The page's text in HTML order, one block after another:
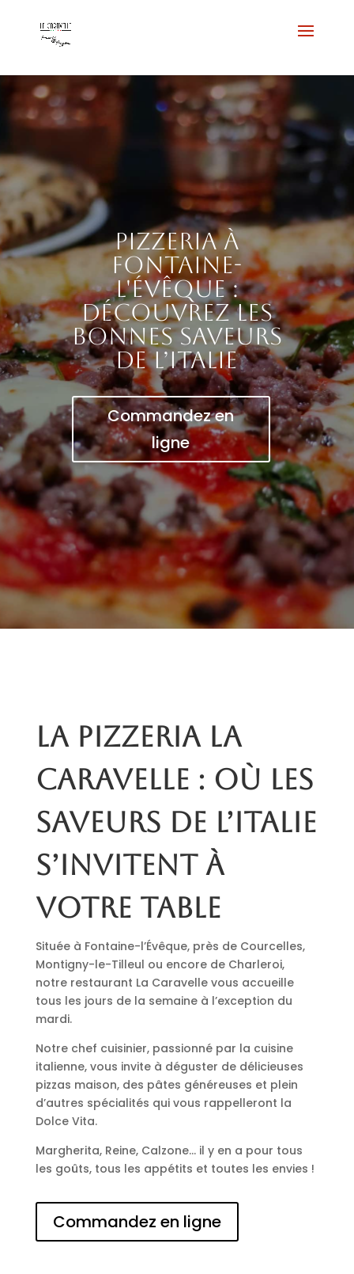
Pizzeria à
Fontaine-
l'Évêque :
découvrez les
bonnes saveurs
de l’Italie
Commandez en
ligne
La pizzeria La
Caravelle : où les
saveurs de l’Italie
s’invitent à
votre table
Située à Fontaine-l’Évêque, près de Courcelles,
Montigny-le-Tilleul ou encore de Charleroi,
notre restaurant La Caravelle vous accueille
tous les jours de la semaine à l’exception du
mardi.
Notre chef cuisinier, passionné par la cuisine
italienne, vous invite à déguster de délicieuses
pizzas maison, des pâtes généreuses et plein
d’autres spécialités qui vous rappelleront la
Dolce Vita.
Margherita, Reine, Calzone… il y en a pour tous
les goûts, tous les appétits et toutes les envies !
Commandez en ligne